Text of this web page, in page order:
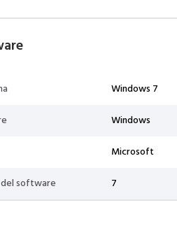
Windows 7
Windows
Microsoft
software
7